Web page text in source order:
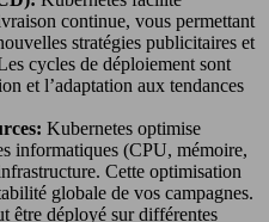
continue, vous permettant
stratégies publicitaires et
cycles de déploiement sont
et l’adaptation aux tendances
Kubernetes optimise
informatiques (CPU, mémoire,
Cette optimisation
globale de vos campagnes.
être déployé sur différentes